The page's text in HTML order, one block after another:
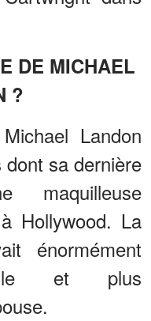
DE MICHAEL
?
Landon
sa dernière
maquilleuse
Hollywood. La
énormément
et plus